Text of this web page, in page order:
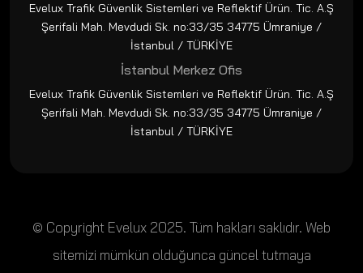
Evelux Trafik Güvenlik Sistemleri ve Reflektif Ürün. Tic. A.Ş
Şerifali Mah. Mevdudi Sk. no:33/35 34775 Ümraniye /
İstanbul / TÜRKİYE
İstanbul Merkez Ofis
Evelux Trafik Güvenlik Sistemleri ve Reflektif Ürün. Tic. A.Ş
Şerifali Mah. Mevdudi Sk. no:33/35 34775 Ümraniye /
İstanbul / TÜRKİYE
© Copyright Evelux 2025. Tüm hakları saklıdır. Web
sitemizi mümkün olduğunca güncel tutmaya